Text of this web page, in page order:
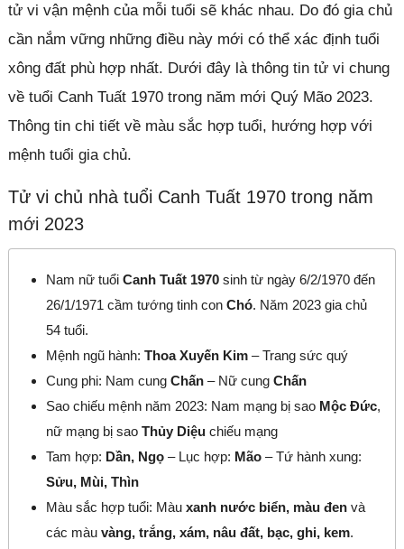
tử vi vận mệnh của mỗi tuổi sẽ khác nhau. Do đó gia chủ
cần nắm vững những điều này mới có thể xác định tuổi
xông đất phù hợp nhất. Dưới đây là thông tin tử vi chung
về tuổi Canh Tuất 1970 trong năm mới Quý Mão 2023.
Thông tin chi tiết về màu sắc hợp tuổi, hướng hợp với
mệnh tuổi gia chủ.
Tử vi chủ nhà tuổi Canh Tuất 1970 trong năm
mới 2023
Nam nữ tuổiCanh Tuất 1970 sinh từ ngày 6/2/1970 đến
26/1/1971 cầm tướng tinh conChó. Năm 2023 gia chủ
54 tuổi.
Mệnh ngũ hành:Thoa Xuyến Kim – Trang sức quý
Cung phi: Nam cungChấn – Nữ cungChấn
Sao chiếu mệnh năm 2023: Nam mạng bị sao Mộc Đức,
nữ mạng bị saoThủy Diệu chiếu mạng
Tam hợp: Dần, Ngọ – Lục hợp: Mão – Tứ hành xung:
Sửu, Mùi, Thìn
Màu sắc hợp tuổi: Màuxanh nước biển, màu đen và
các màuvàng, trắng, xám, nâu đất, bạc, ghi, kem.